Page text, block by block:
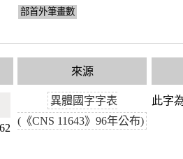
部首外筆畫數
來源
異體國字字表
(《CNS 11643》96年公布)
此字